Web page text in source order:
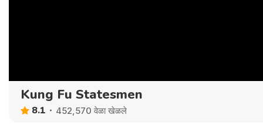
Kung Fu Statesmen
8.1 452,570 वेळा खेळले